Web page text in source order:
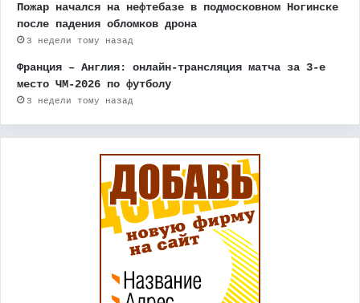
Пожар начался на нефтебазе в подмосковном Ногинске
после падения обломков дрона
3 недели тому назад
Франция – Англия: онлайн-трансляция матча за 3-е
место ЧМ-2026 по футболу
3 недели тому назад